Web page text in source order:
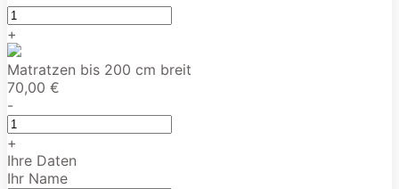
+
Matratzen bis 200 cm breit
70,00 €
-
+
Ihre Daten
Ihr Name